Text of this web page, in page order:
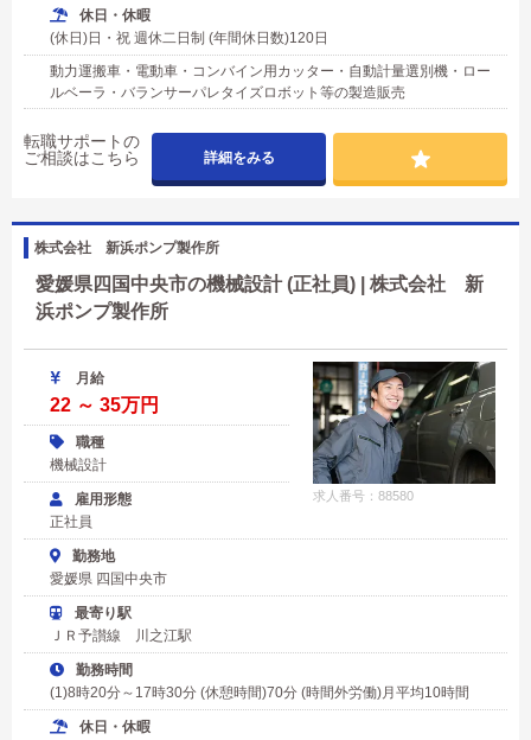
休日・休暇
(休日)日・祝 週休二日制 (年間休日数)120日
動力運搬車・電動車・コンバイン用カッター・自動計量選別機・ロー
ルベーラ・バランサーパレタイズロボット等の製造販売
転職サポートの
ご相談はこちら
詳細をみる
株式会社 新浜ポンプ製作所
愛媛県四国中央市の機械設計 (正社員) | 株式会社 新
浜ポンプ製作所
求人番号：88580
月給
22 ～ 35万円
職種
機械設計
雇用形態
正社員
勤務地
愛媛県 四国中央市
最寄り駅
ＪＲ予讃線 川之江駅
勤務時間
(1)8時20分～17時30分 (休憩時間)70分 (時間外労働)月平均10時間
休日・休暇